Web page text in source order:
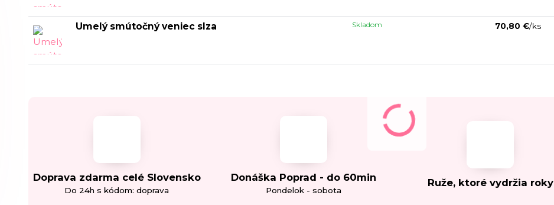
Umelý smútočný veniec slza 70,80 €/ks
Skladom
Doprava zdarma celé Slovensko
Do 24h s kódom: doprava
Donáška Poprad - do 60min
Pondelok - sobota
Ruže, ktoré vydržia roky